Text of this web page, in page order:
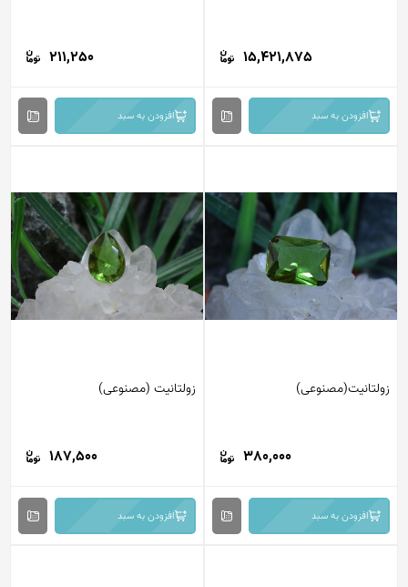
15,421,875
افزودن به سبد
211,250
افزودن به سبد
زولتانیت(مصنوعی)
380,000
افزودن به سبد
زولتانیت (مصنوعی)
187,500
افزودن به سبد